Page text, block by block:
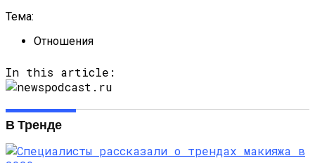
Тема:
Отношения
In this article:
В Тренде